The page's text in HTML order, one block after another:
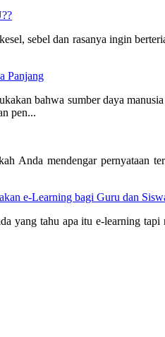
sebel dan rasanya ingin
Panjang
bahwa sumber daya
pen...
Anda mendengar pernyataan
e-Learning bagi Guru dan
yang tahu apa itu e-learning